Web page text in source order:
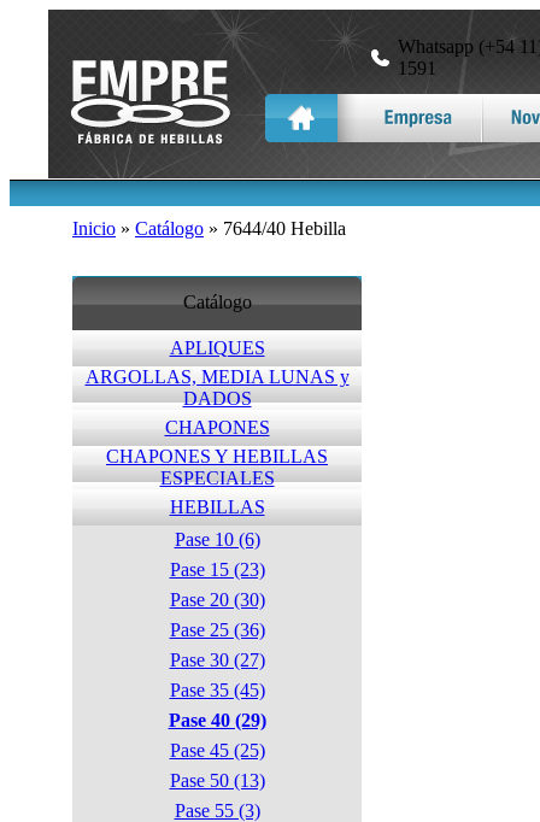
Whatsapp (+54
1591
Inicio » Catálogo » 7644/40 Hebilla
Catálogo
APLIQUES
ARGOLLAS, MEDIA LUNAS y
DADOS
CHAPONES
CHAPONES Y HEBILLAS
ESPECIALES
HEBILLAS
Pase 10 (6)
Pase 15 (23)
Pase 20 (30)
Pase 25 (36)
Pase 30 (27)
Pase 35 (45)
Pase 40 (29)
Pase 45 (25)
Pase 50 (13)
Pase 55 (3)